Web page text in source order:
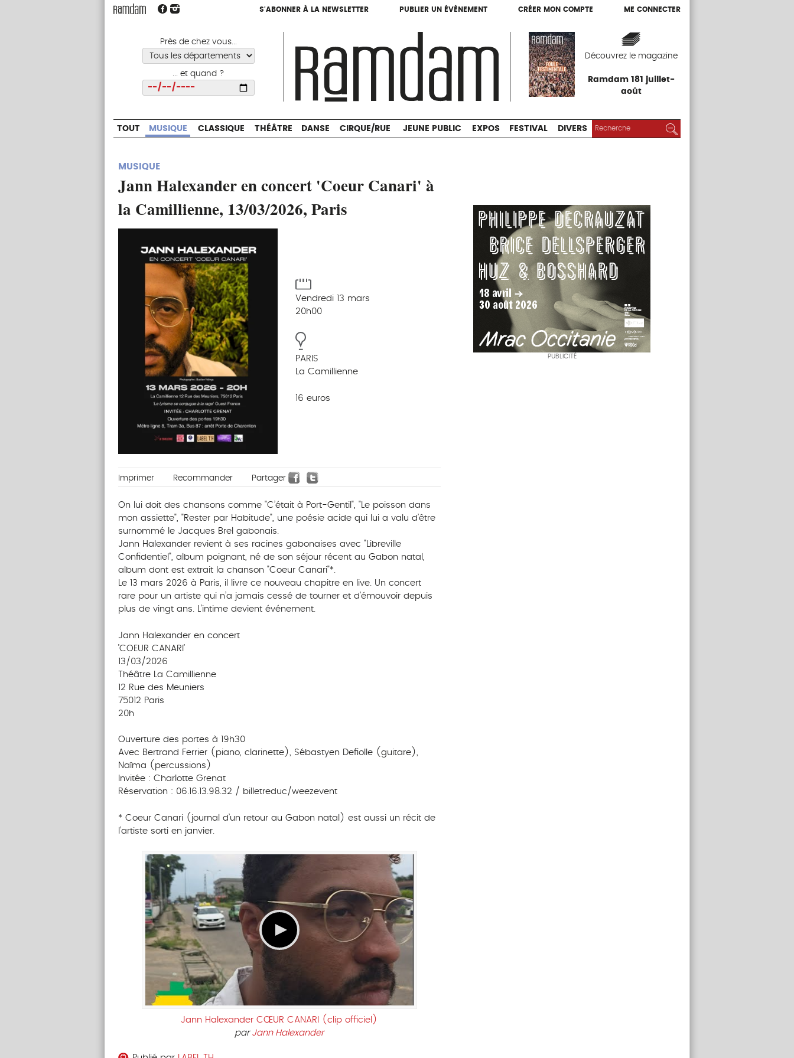
S'ABONNER À LA NEWSLETTER PUBLIER UN ÉVÈNEMENT CRÉER MON COMPTE ME CONNECTER
Près de chez vous...
... et quand ?
Découvrez le magazine
Ramdam 181 juillet-
août
S'ABONNER À LA NEWSLETTER PUBLIER UN ÉVÈNEMENT CRÉER MON COMPTE ME CONNECTER
CIRQUE/RUE JEUNE PUBLIC EXPOS
TOUT MUSIQUE CLASSIQUE THÉÂTRE DANSE CIRQUE/RUE JEUNE PUBLIC EXPOS FESTIVAL DIVERS RECHERCHER :
MUSIQUE
Jann Halexander en concert 'Coeur Canari' à
la Camillienne, 13/03/2026, Paris
Vendredi 13 mars
20h00
PARIS
La Camillienne
16 euros
Imprimer Recommander Partager
On lui doit des chansons comme "C’était à Port-Gentil", "Le poisson dans
mon assiette", "Rester par Habitude", une poésie acide qui lui a valu d’être
surnommé le Jacques Brel gabonais.
Jann Halexander revient à ses racines gabonaises avec "Libreville
Confidentiel", album poignant, né de son séjour récent au Gabon natal,
album dont est extrait la chanson "Coeur Canari"*.
Le 13 mars 2026 à Paris, il livre ce nouveau chapitre en live. Un concert
rare pour un artiste qui n’a jamais cessé de tourner et d’émouvoir depuis
plus de vingt ans. L’intime devient événement.
Jann Halexander en concert
’COEUR CANARI’
13/03/2026
Théâtre La Camillienne
12 Rue des Meuniers
75012 Paris
20h
Ouverture des portes à 19h30
Avec Bertrand Ferrier (piano, clarinette), Sébastyen Defiolle (guitare),
Naïma (percussions)
Invitée : Charlotte Grenat
Réservation : 06.16.13.98.32 / billetreduc/weezevent
* Coeur Canari (journal d’un retour au Gabon natal) est aussi un récit de
l’artiste sorti en janvier.
Jann Halexander CŒUR CANARI (clip officiel)
par Jann Halexander
PUBLICITÉ